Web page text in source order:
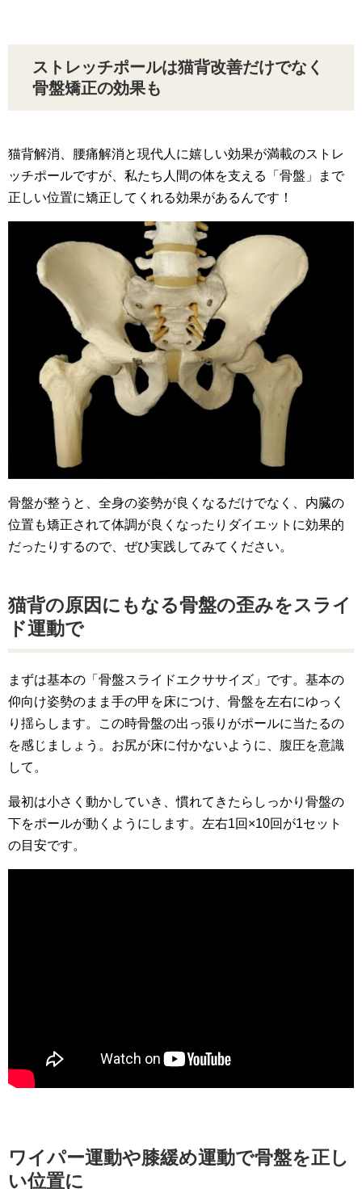
ストレッチポールは猫背改善だけでなく
骨盤矯正の効果も
猫背解消、腰痛解消と現代人に嬉しい効果が満載のストレ
ッチポールですが、私たち人間の体を支える「骨盤」まで
正しい位置に矯正してくれる効果があるんです！
骨盤が整うと、全身の姿勢が良くなるだけでなく、内臓の
位置も矯正されて体調が良くなったりダイエットに効果的
だったりするので、ぜひ実践してみてください。
猫背の原因にもなる骨盤の歪みをスライ
ド運動で
まずは基本の「骨盤スライドエクササイズ」です。基本の
仰向け姿勢のまま手の甲を床につけ、骨盤を左右にゆっく
り揺らします。この時骨盤の出っ張りがポールに当たるの
を感じましょう。お尻が床に付かないように、腹圧を意識
して。
最初は小さく動かしていき、慣れてきたらしっかり骨盤の
下をポールが動くようにします。左右1回×10回が1セット
の目安です。
ワイパー運動や膝緩め運動で骨盤を正し
い位置に